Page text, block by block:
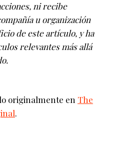
ni recibe
u organización
de este artículo, y ha
relevantes más allá
originalmente en The
.